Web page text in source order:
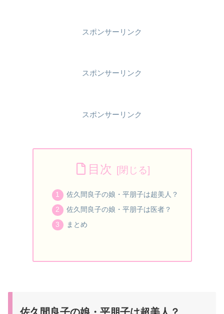
スポンサーリンク
スポンサーリンク
スポンサーリンク
目次
佐久間良子の娘・平朋子は超美人？
佐久間良子の娘・平朋子は医者？
まとめ